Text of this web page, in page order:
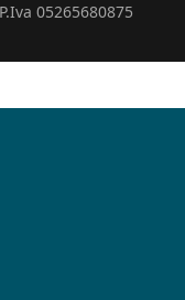
05265680875